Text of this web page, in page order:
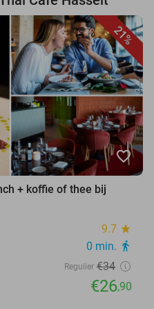
21%
favorite_border
+ koffie of thee bij
9.7 star
0 min. directions_walk
Regulier €34
€26,90